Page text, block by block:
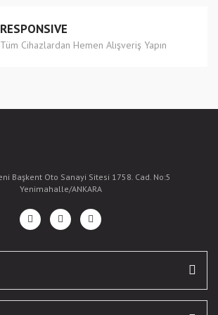
RESPONSIVE
Tüm Cihazlardan Hemen Alışveriş Yapın
Başkent Oto Sanayi Sitesi 1758. Cad. No:5
Yenimahalle/ANKARA